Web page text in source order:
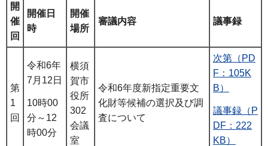
開
催
回
開催日
時
開催
場所
審議内容 議事録
第
1
回
令和6年
7月12日
10時00
分～12
時00分
横須
賀市
役所
302
会議
室
令和6年度新指定重要文
化財等候補の選択及び調
査について
次第（PD
F：105K
B）
議事録（P
DF：222
KB）